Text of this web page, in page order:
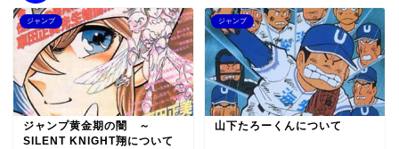
ジャンプ
ジャンプ黄金期の闇 ～
SILENT KNIGHT翔について
ジャンプ
山下たろーくんについて